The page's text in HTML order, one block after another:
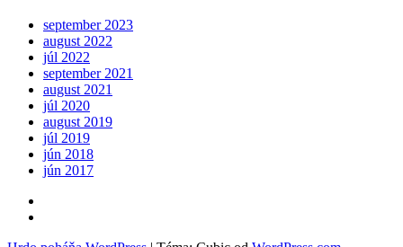
september 2023
august 2022
júl 2022
september 2021
august 2021
júl 2020
august 2019
júl 2019
jún 2018
jún 2017